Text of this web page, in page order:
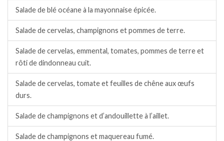
Salade de blé océane à la mayonnaise épicée.
Salade de cervelas, champignons et pommes de terre.
Salade de cervelas, emmental, tomates, pommes de terre et
rôti de dindonneau cuit.
Salade de cervelas, tomate et feuilles de chêne aux œufs
durs.
Salade de champignons et d’andouillette à l’aillet.
Salade de champignons et maquereau fumé.